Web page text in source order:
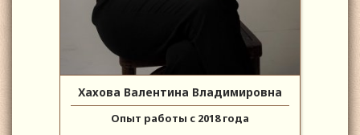
Хахова Валентина Владимировна
Опыт работы с 2018 года